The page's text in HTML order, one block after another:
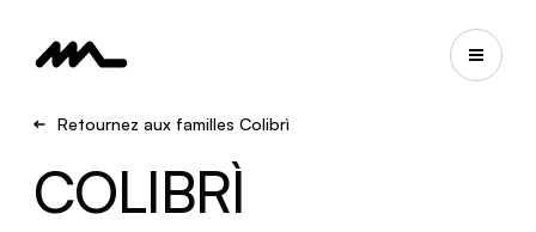
Retournez aux familles Colibrì
COLIBRÌ